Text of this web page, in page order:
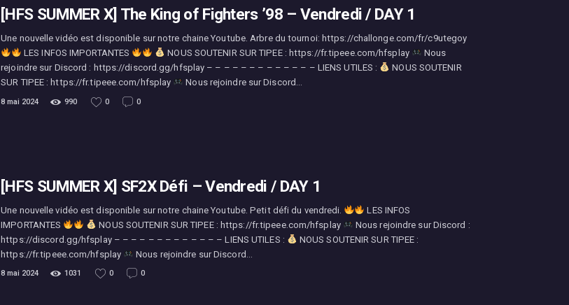
[HFS SUMMER X] The King of Fighters ’98 – Vendredi / DAY 1
Une nouvelle vidéo est disponible sur notre chaine Youtube. Arbre du tournoi: https://challonge.com/fr/c9utegoy
LES INFOS IMPORTANTES
NOUS SOUTENIR SUR TIPEE : https://fr.tipeee.com/hfsplay
Nous
rejoindre sur Discord : https://discord.gg/hfsplay – – – – – – – – – – – – – LIENS UTILES :
NOUS SOUTENIR
SUR TIPEE : https://fr.tipeee.com/hfsplay
Nous rejoindre sur Discord…
8 mai 2024 990 0 0
[HFS SUMMER X] SF2X Défi – Vendredi / DAY 1
Une nouvelle vidéo est disponible sur notre chaine Youtube. Petit défi du vendredi.
LES INFOS
IMPORTANTES
NOUS SOUTENIR SUR TIPEE : https://fr.tipeee.com/hfsplay
Nous rejoindre sur Discord :
https://discord.gg/hfsplay – – – – – – – – – – – – – LIENS UTILES :
NOUS SOUTENIR SUR TIPEE :
https://fr.tipeee.com/hfsplay
Nous rejoindre sur Discord…
8 mai 2024 1031 0 0